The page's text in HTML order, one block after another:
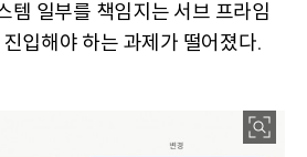
템 일부를 책임지는 서브 프라임
진입해야 하는 과제가 떨어졌다.